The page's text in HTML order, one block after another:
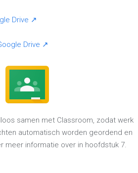
Drive ↗
Drive ↗
samen met Classroom, zodat werk
automatisch worden geordend en
meer informatie over in hoofdstuk 7.